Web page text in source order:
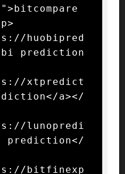
huobipred
prediction
xtpredict
a></
lunopredi
prediction</
bitfinexp